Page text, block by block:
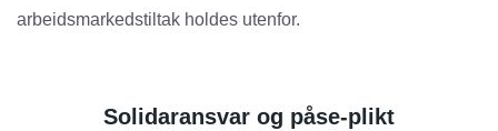
arbeidsmarkedstiltak holdes utenfor.
Solidaransvar og påse-plikt